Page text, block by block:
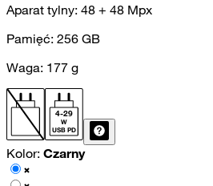
Aparat tylny: 48 + 48 Mpx
Pamięć: 256 GB
Waga: 177 g
4-29
W
USB PD
Kolor: Czarny